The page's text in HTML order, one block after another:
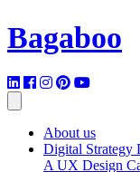
Bagaboo
About us
Digital Strategy
A UX Design